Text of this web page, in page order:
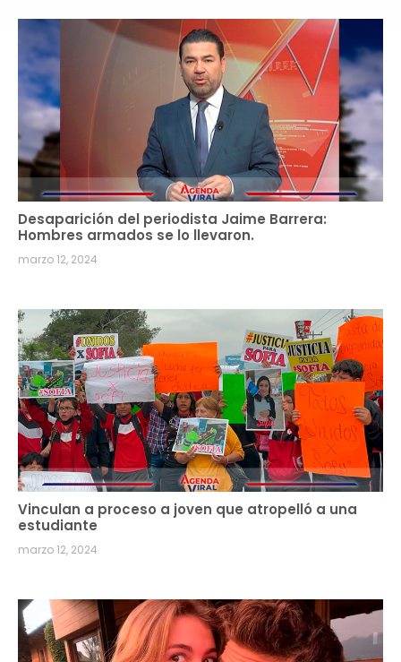
Desaparición del periodista Jaime Barrera:
Hombres armados se lo llevaron.
marzo 12, 2024
Vinculan a proceso a joven que atropelló a una
estudiante
marzo 12, 2024